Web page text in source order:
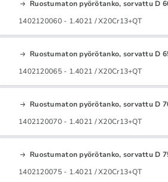
Ruostumaton pyörötanko, sorvattu D
1402120060 - 1.4021 / X20Cr13+QT
Ruostumaton pyörötanko, sorvattu D
1402120065 - 1.4021 / X20Cr13+QT
Ruostumaton pyörötanko, sorvattu D
1402120070 - 1.4021 / X20Cr13+QT
Ruostumaton pyörötanko, sorvattu D
1402120075 - 1.4021 / X20Cr13+QT